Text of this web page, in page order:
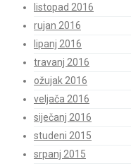
listopad 2016
rujan 2016
lipanj 2016
travanj 2016
ožujak 2016
veljača 2016
siječanj 2016
studeni 2015
srpanj 2015